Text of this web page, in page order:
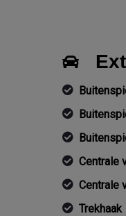
Centrale
Centrale
Trekhaak